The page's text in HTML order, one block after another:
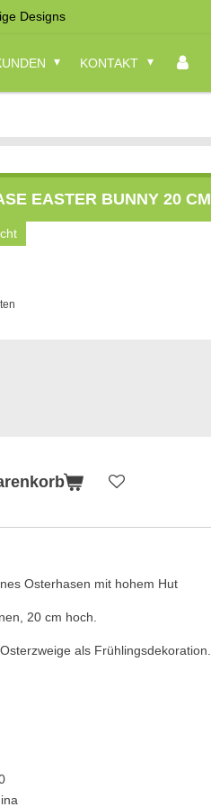
Designs
KONTAKT
EASTER BUNNY 20 CM
Osterhasen mit hohem Hut
20 cm hoch.
als Frühlingsdekoration.